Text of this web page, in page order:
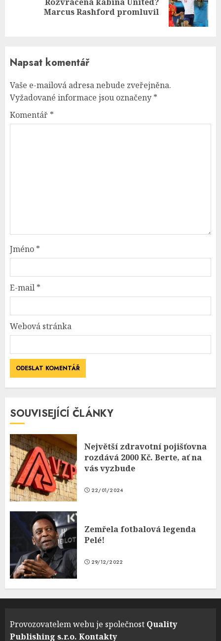
Marcus Rashford promluvil
Napsat komentář
Vaše e-mailová adresa nebude zveřejněna.
Vyžadované informace jsou označeny *
Komentář *
Jméno *
E-mail *
Webová stránka
SOUVISEJÍCÍ ČLÁNKY
Největší zdravotní pojišťovna
rozdává 2000 Kč. Berte, ať na
vás vyzbude
22/01/2024
Zemřela fotbalová legenda
Pelé!
29/12/2022
Provozovatelem webu je společnost Quality
Publishing s.r.o. Kontakty